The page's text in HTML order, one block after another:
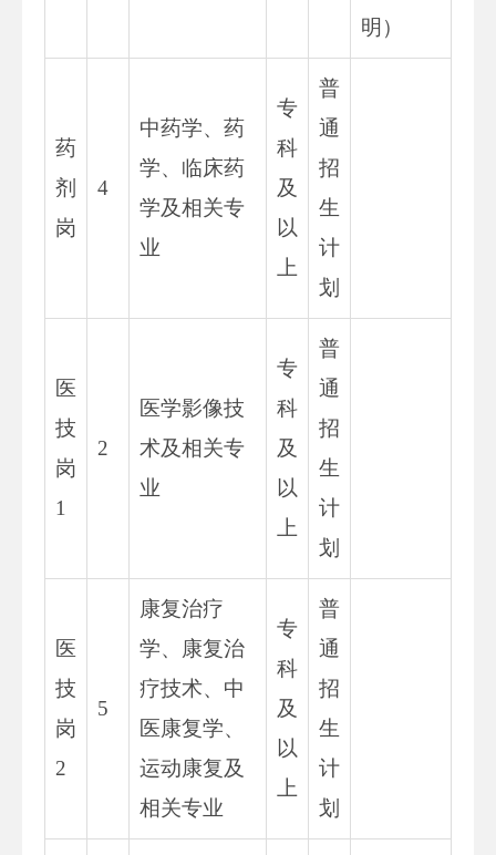
明）
药
剂
岗
4
中药学、药
学、临床药
学及相关专
业
专
科
及
以
上
普
通
招
生
计
划
医
技
岗
1
2
医学影像技
术及相关专
业
专
科
及
以
上
普
通
招
生
计
划
医
技
岗
2
5
康复治疗
学、康复治
疗技术、中
医康复学、
运动康复及
相关专业
专
科
及
以
上
普
通
招
生
计
划